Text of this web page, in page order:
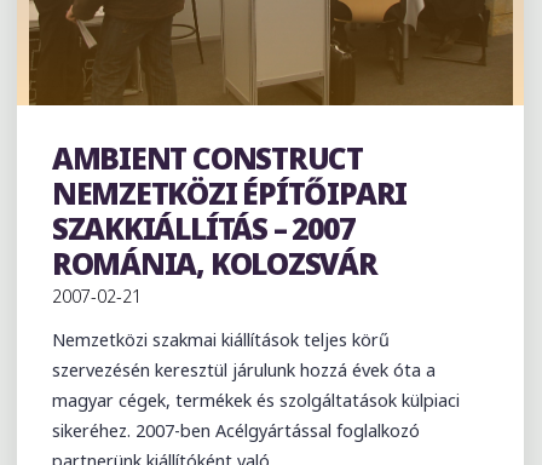
Exhibition
AMBIENT CONSTRUCT
NEMZETKÖZI ÉPÍTŐIPARI
SZAKKIÁLLÍTÁS – 2007
ROMÁNIA, KOLOZSVÁR
2007-02-21
Nemzetközi szakmai kiállítások teljes körű
szervezésén keresztül járulunk hozzá évek óta a
magyar cégek, termékek és szolgáltatások külpiaci
sikeréhez. 2007-ben Acélgyártással foglalkozó